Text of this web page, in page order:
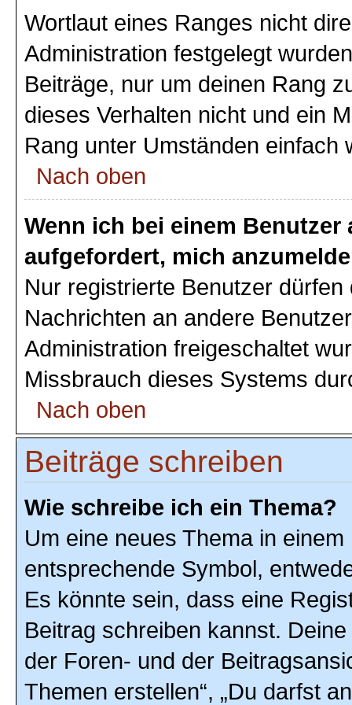
Wortlaut eines Ranges nicht
Administration festgelegt
Beiträge, nur um deinen Rang
dieses Verhalten nicht und ein
Rang unter Umständen einfach
Nach oben
Wenn ich bei einem
aufgefordert, mich
Nur registrierte Benutzer
Nachrichten an andere
Administration freigeschaltet
Missbrauch dieses Systems
Nach oben
Beiträge schreiben
Wie schreibe ich ein Thema?
Um eine neues Thema in
entsprechende Symbol,
Es könnte sein, dass eine
Beitrag schreiben kannst.
der Foren- und der
Themen erstellen“, „Du darfst